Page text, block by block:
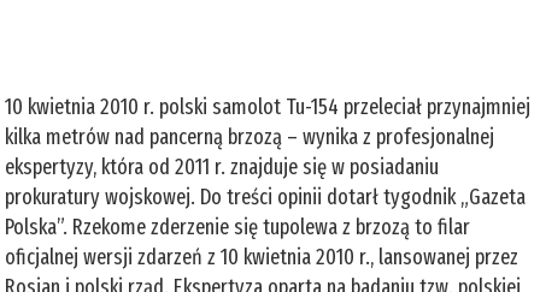
10 kwietnia 2010 r. polski samolot Tu-154 przeleciał przynajmniej
kilka metrów nad pancerną brzozą – wynika z profesjonalnej
ekspertyzy, która od 2011 r. znajduje się w posiadaniu
prokuratury wojskowej. Do treści opinii dotarł tygodnik „Gazeta
Polska”. Rzekome zderzenie się tupolewa z brzozą to filar
oficjalnej wersji zdarzeń z 10 kwietnia 2010 r., lansowanej przez